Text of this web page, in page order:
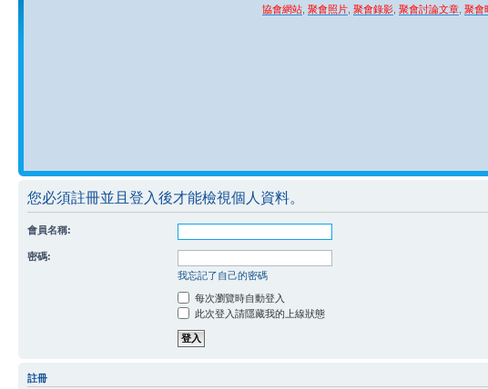
協會網站 聚會照片 聚會錄影 聚會討論文章 聚會
您必須註冊並且登入後才能檢視個人資料。
會員名稱:
密碼:
我忘記了自己的密碼
每次瀏覽時自動登入
此次登入請隱藏我的上線狀態
註冊